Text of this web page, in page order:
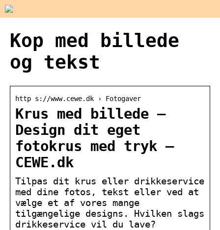
Kop med billede
og tekst
http s://www.cewe.dk › Fotogaver
Krus med billede –
Design dit eget
fotokrus med tryk –
CEWE.dk
Tilpas dit krus eller drikkeservice
med dine fotos, tekst eller ved at
vælge et af vores mange
tilgængelige designs. Hvilken slags
drikkeservice vil du lave?